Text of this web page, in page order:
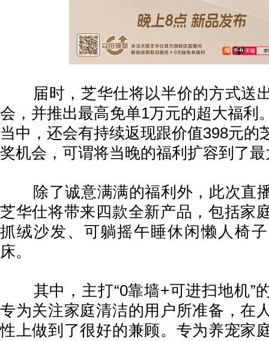
届时，芝华仕将以半价的方式送
会，并推出最高免单1万元的超大福利
当中，还会有持续返现跟价值398元的
奖机会，可谓将当晚的福利扩容到了
除了诚意满满的福利外，此次直
芝华仕将带来四款全新产品，包括家
抓绒沙发、可躺摇午睡休闲懒人椅
床。
其中，主打“0靠墙+可进扫地机”
专为关注家庭清洁的用户所准备，在
性上做到了很好的兼顾。专为养宠家